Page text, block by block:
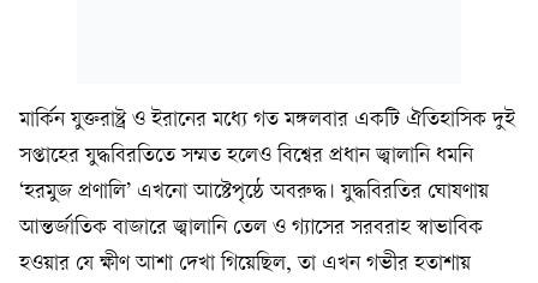
মার্কিন যুক্তরাষ্ট্র ও ইরানের মধ্যে গত মঙ্গলবার একটি ঐতিহাসিক দুই
সপ্তাহের যুদ্ধবিরতিতে সম্মত হলেও বিশ্বের প্রধান জ্বালানি ধমনি
‘হরমুজ প্রণালি’ এখনো আষ্টেপৃষ্ঠে অবরুদ্ধ। যুদ্ধবিরতির ঘোষণায়
আন্তর্জাতিক বাজারে জ্বালানি তেল ও গ্যাসের সরবরাহ স্বাভাবিক
হওয়ার যে ক্ষীণ আশা দেখা গিয়েছিল, তা এখন গভীর হতাশায়